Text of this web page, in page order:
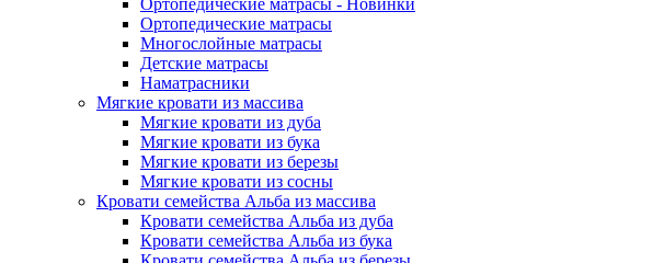
Ортопедические матрасы - Новинки
Ортопедические матрасы
Многослойные матрасы
Детские матрасы
Наматрасники
Мягкие кровати из массива
Мягкие кровати из дуба
Мягкие кровати из бука
Мягкие кровати из березы
Мягкие кровати из сосны
Кровати семейства Альба из массива
Кровати семейства Альба из дуба
Кровати семейства Альба из бука